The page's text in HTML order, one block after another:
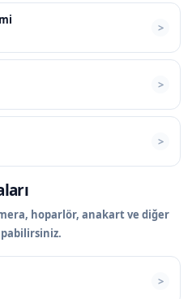
hoparlör, anakart ve diğer